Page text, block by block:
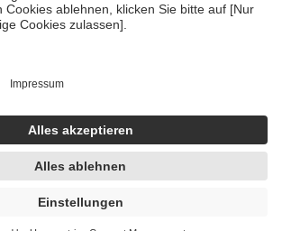
dass es sich um echte Bewertungen
hc/de/articles/4419944605341
wurden unter Zuhilfenahme künstlicher